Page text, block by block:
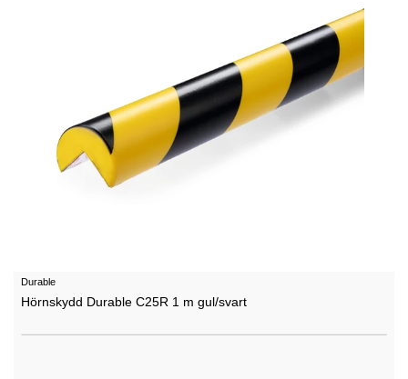
Durable
Hörnskydd Durable C25R 1 m gul/svart